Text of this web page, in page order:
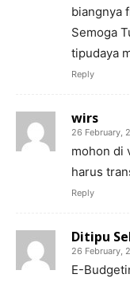
biangnya
Semoga
tipudaya
Reply
wirs
26 February,
mohon di
harus
Reply
Ditipu
26 February,
E-